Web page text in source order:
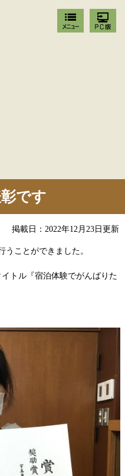
です
掲載日：2022年12月23日更新
ことができました。
ル『宿泊体験でがんばりた